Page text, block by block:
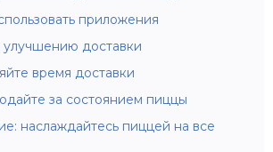
приложения
улучшению доставки
время доставки
за состоянием пиццы
наслаждайтесь пиццей на все